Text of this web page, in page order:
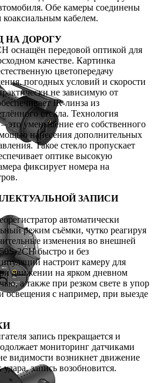
Обе камеры соединены
кабелем.
НА ДОРОГУ
оснащён передовой оптикой для
качестве. Картинка
цветопередачу
погодных условий и скорости
не зависимую от
IR-линза из
стекла. Технология
это уменьшение его собственного
нанесения дополнительных
Такое стекло пропускает
оптике высокую
фиксирует номера на
ЗАПИСИ
автоматически
режим съёмки, чутко реагируя
изменения во внешней
2CH быстро и без
настроит камеру для
движении на ярком дневном
а также при резком свете в упор
освещения с например, при выезде
запись прекращается и
мониторинг датчиками
видимости возникнет движение
запись возобновится.